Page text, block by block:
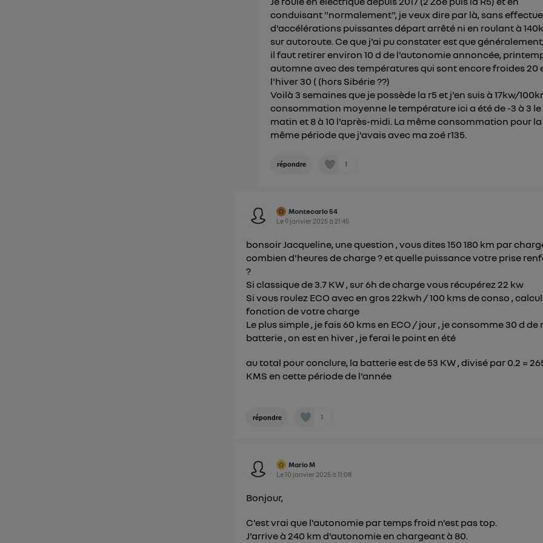
conduisant "normalement", je veux dire par là, sans
d'accélérations puissantes départ arrêté ni en roulant à
sur autoroute. Ce que j'ai pu constater est que
il faut retirer environ 10 d de l'autonomie annoncée,
automne avec des températures qui sont encore froides 20
l'hiver 30 ( (hors Sibérie ??)
Voilà 3 semaines que je possède la r5 et j'en suis à 17kw/
consommation moyenne le température ici a été de -3 à 3 le
matin et 8 à 10 l'après-midi. La même consommation pour la
même période que j'avais avec ma zoé r135.
répondre 1
Montecarlo 54
Le9 janvier 2025à 21:45
bonsoir Jacqueline, une question , vous dites 150 180 km par
combien d'heures de charge ? et quelle puissance votre prise
?
Si classique de 3.7 KW , sur 6h de charge vous récupérez 22 kw
Si vous roulez ECO avec en gros 22kwh / 100 kms de conso ,
fonction de votre charge
Le plus simple , je fais 60 kms en ECO / jour , je consomme 30 d de
batterie , on est en hiver , je ferai le point en été
au total pour conclure, la batterie est de 53 KW , divisé par 0.2 =
KMS en cette période de l'année
répondre 1
Mario M
Le10 janvier 2025à11:08
Bonjour,
C'est vrai que l'autonomie par temps froid n'est pas top.
J'arrive à 240 km d'autonomie en chargeant à 80.